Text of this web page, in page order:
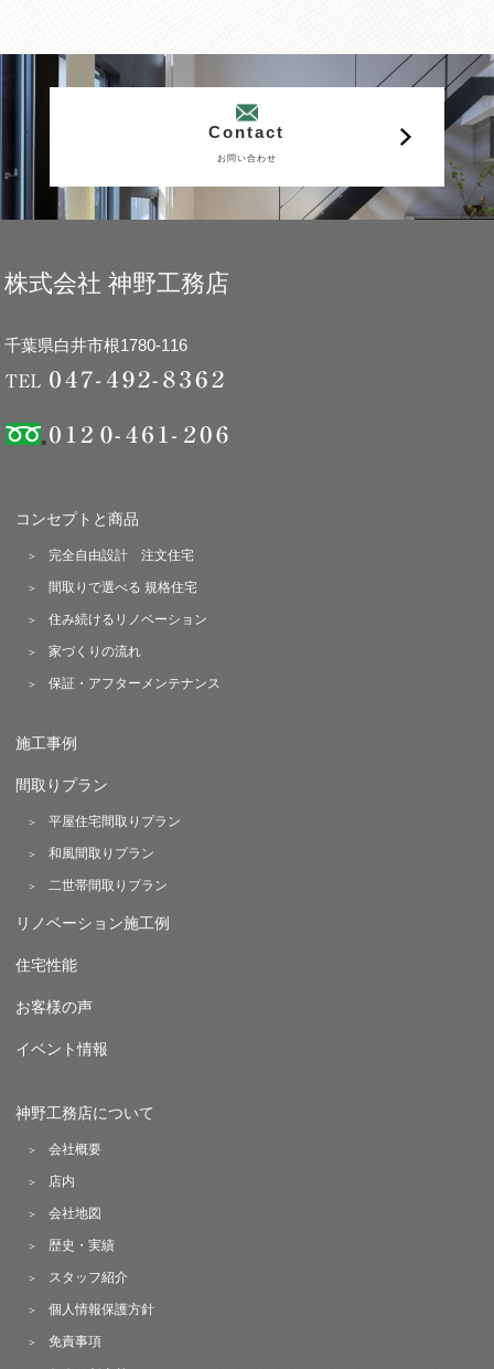
Contact
お問い合わせ
株式会社 神野工務店
千葉県白井市根1780-116
コンセプトと商品
完全自由設計 注文住宅
間取りで選べる 規格住宅
住み続けるリノベーション
家づくりの流れ
保証・アフターメンテナンス
施工事例
間取りプラン
平屋住宅間取りプラン
和風間取りプラン
二世帯間取りプラン
リノベーション施工例
住宅性能
お客様の声
イベント情報
神野工務店について
会社概要
店内
会社地図
歴史・実績
スタッフ紹介
個人情報保護方針
免責事項